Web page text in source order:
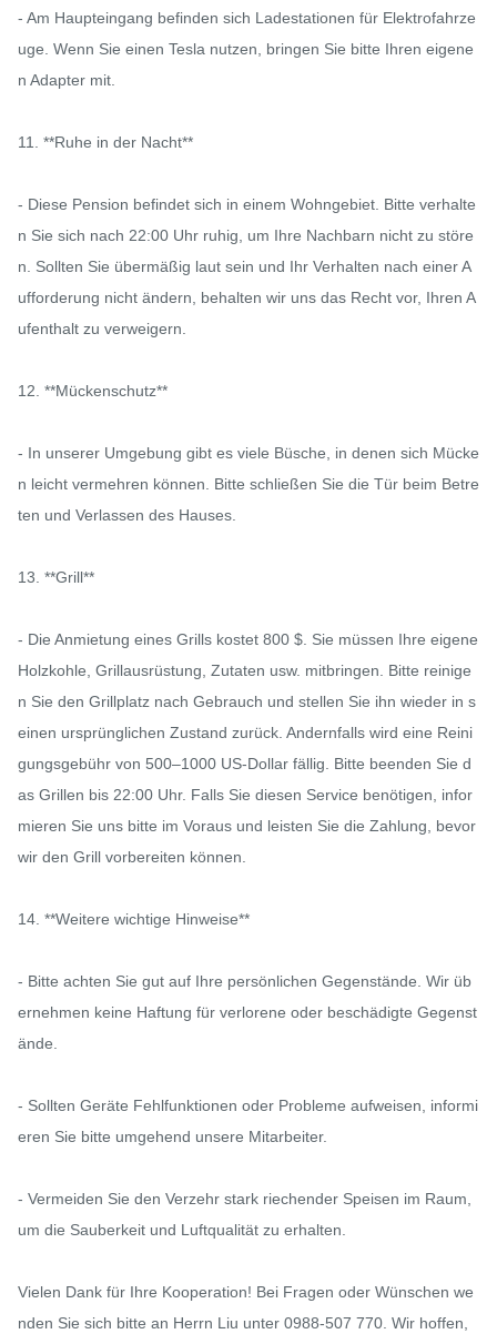
- Am Haupteingang befinden sich Ladestationen für Elektrofahrze
uge. Wenn Sie einen Tesla nutzen, bringen Sie bitte Ihren eigene
n Adapter mit.
11. **Ruhe in der Nacht**
- Diese Pension befindet sich in einem Wohngebiet. Bitte verhalte
n Sie sich nach 22:00 Uhr ruhig, um Ihre Nachbarn nicht zu störe
n. Sollten Sie übermäßig laut sein und Ihr Verhalten nach einer A
ufforderung nicht ändern, behalten wir uns das Recht vor, Ihren A
ufenthalt zu verweigern.
12. **Mückenschutz**
- In unserer Umgebung gibt es viele Büsche, in denen sich Mücke
n leicht vermehren können. Bitte schließen Sie die Tür beim Betre
ten und Verlassen des Hauses.
13. **Grill**
- Die Anmietung eines Grills kostet 800 $. Sie müssen Ihre eigene
Holzkohle, Grillausrüstung, Zutaten usw. mitbringen. Bitte reinige
n Sie den Grillplatz nach Gebrauch und stellen Sie ihn wieder in s
einen ursprünglichen Zustand zurück. Andernfalls wird eine Reini
gungsgebühr von 500–1000 US-Dollar fällig. Bitte beenden Sie d
as Grillen bis 22:00 Uhr. Falls Sie diesen Service benötigen, infor
mieren Sie uns bitte im Voraus und leisten Sie die Zahlung, bevor
wir den Grill vorbereiten können.
14. **Weitere wichtige Hinweise**
- Bitte achten Sie gut auf Ihre persönlichen Gegenstände. Wir üb
ernehmen keine Haftung für verlorene oder beschädigte Gegenst
ände.
- Sollten Geräte Fehlfunktionen oder Probleme aufweisen, informi
eren Sie bitte umgehend unsere Mitarbeiter.
- Vermeiden Sie den Verzehr stark riechender Speisen im Raum,
um die Sauberkeit und Luftqualität zu erhalten.
Vielen Dank für Ihre Kooperation! Bei Fragen oder Wünschen we
nden Sie sich bitte an Herrn Liu unter 0988-507 770. Wir hoffen,